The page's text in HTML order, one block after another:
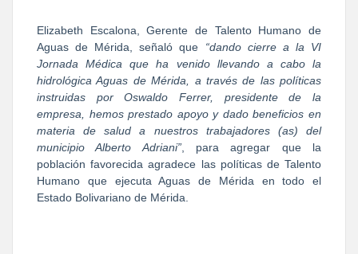
Elizabeth Escalona, Gerente de Talento Humano de
Aguas de Mérida, señaló que “dando cierre a la VI
Jornada Médica que ha venido llevando a cabo la
hidrológica Aguas de Mérida, a través de las políticas
instruidas por Oswaldo Ferrer, presidente de la
empresa, hemos prestado apoyo y dado beneficios en
materia de salud a nuestros trabajadores (as) del
municipio Alberto Adriani”, para agregar que la
población favorecida agradece las políticas de Talento
Humano que ejecuta Aguas de Mérida en todo el
Estado Bolivariano de Mérida.